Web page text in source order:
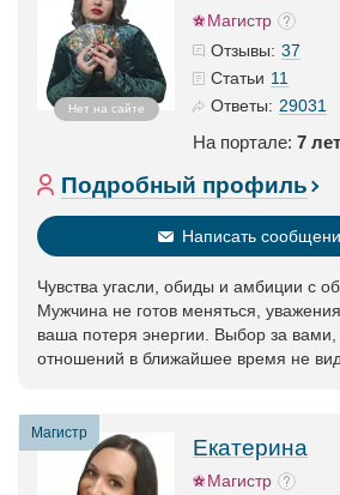
Нет на сайте
Магистр
Отзывы: 37
Статьи 11
Ответы: 29031
На портале: 7 лет
Подробный профиль
Написать
Чувства угасли, обиды и амбиции с
Мужчина не готов меняться,
ваша потеря энергии. Выбор за
отношений в ближайшее время не
Магистр
Екатерина
Магистр